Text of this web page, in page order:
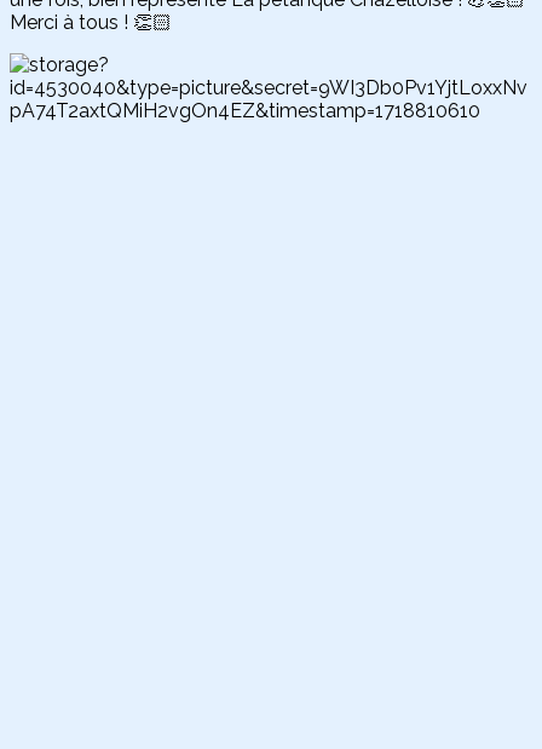
Merci à tous ! 👏🏻